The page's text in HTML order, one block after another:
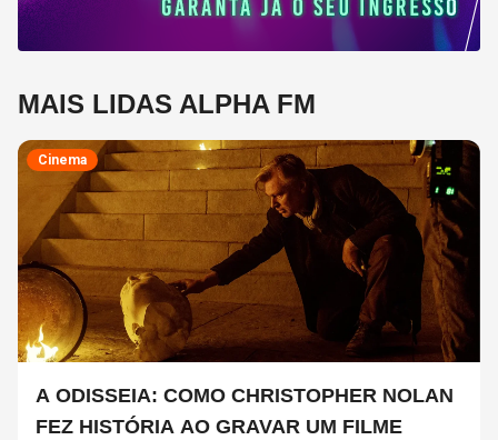
MAIS LIDAS ALPHA FM
Cinema
A ODISSEIA: COMO CHRISTOPHER NOLAN
FEZ HISTÓRIA AO GRAVAR UM FILME